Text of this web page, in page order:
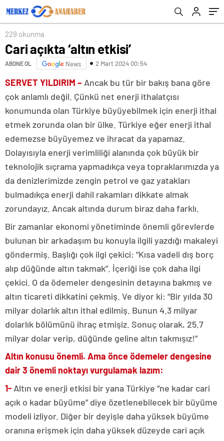
229 okunma
Cari açıkta ‘altın etkisi’
ABONE OL News 2 Mart 2024 00:54
SERVET YILDIRIM – Ancak bu tür bir bakış bana göre
çok anlamlı değil. Çünkü net enerji ithalatçısı
konumunda olan Türkiye büyüyebilmek için enerji ithal
etmek zorunda olan bir ülke. Türkiye eğer enerji ithal
edemezse büyüyemez ve ihracat da yapamaz.
Dolayısıyla enerji verimliliği alanında çok büyük bir
teknolojik sıçrama yapmadıkça veya topraklarımızda ya
da denizlerimizde zengin petrol ve gaz yatakları
bulmadıkça enerji dahil rakamları dikkate almak
zorundayız. Ancak altında durum biraz daha farklı.
Bir zamanlar ekonomi yönetiminde önemli görevlerde
bulunan bir arkadaşım bu konuyla ilgili yazdığı makaleyi
göndermiş. Başlığı çok ilgi çekici: “Kısa vadeli dış borç
alıp düğünde altın takmak”. İçeriği ise çok daha ilgi
çekici. O da ödemeler dengesinin detayına bakmış ve
altın ticareti dikkatini çekmiş. Ve diyor ki: “Bir yılda 30
milyar dolarlık altın ithal edilmiş. Bunun 4.3 milyar
dolarlık bölümünü ihraç etmişiz. Sonuç olarak, 25.7
milyar dolar verip, düğünde geline altın takmışız!”
Altın konusu önemli. Ama önce ödemeler dengesine
dair 3 önemli noktayı vurgulamak lazım:
1- Altın ve enerji etkisi bir yana Türkiye “ne kadar cari
açık o kadar büyüme” diye özetlenebilecek bir büyüme
modeli izliyor. Diğer bir deyişle daha yüksek büyüme
oranına erişmek için daha yüksek düzeyde cari açık